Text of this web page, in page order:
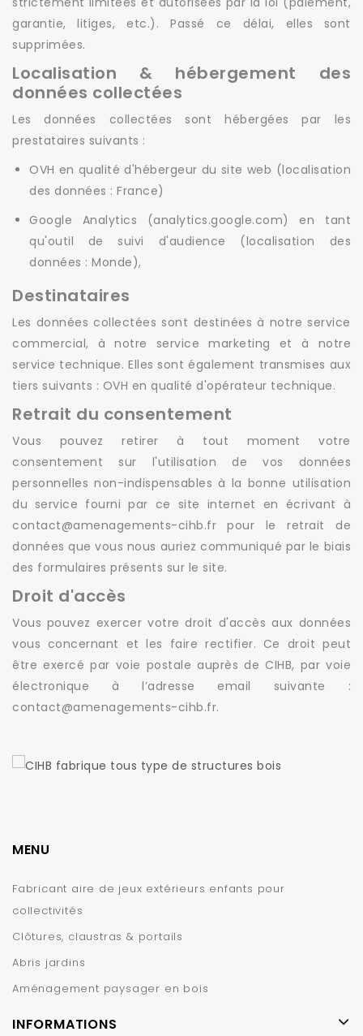
garantie, litiges, etc.). Passé ce délai, elles sont
supprimées.
Localisation & hébergement des
données collectées
Les données collectées sont hébergées par les
prestataires suivants :
OVH en qualité d'hébergeur du site web (localisation
des données : France)
Google Analytics (analytics.google.com) en tant
qu'outil de suivi d'audience (localisation des
données : Monde),
Destinataires
Les données collectées sont destinées à notre service
commercial, à notre service marketing et à notre
service technique. Elles sont également transmises aux
tiers suivants : OVH en qualité d'opérateur technique.
Retrait du consentement
Vous pouvez retirer à tout moment votre
consentement sur l'utilisation de vos données
personnelles non-indispensables à la bonne utilisation
du service fourni par ce site internet en écrivant à
contact@amenagements-cihb.fr pour le retrait de
données que vous nous auriez communiqué par le biais
des formulaires présents sur le site.
Droit d'accès
Vous pouvez exercer votre droit d'accès aux données
vous concernant et les faire rectifier. Ce droit peut
être exercé par voie postale auprès de CIHB, par voie
électronique à l’adresse email suivante :
contact@amenagements-cihb.fr.
MENU
Fabricant aire de jeux extérieurs enfants pour
collectivités
Clôtures, claustras & portails
Abris jardins
Aménagement paysager en bois
INFORMATIONS